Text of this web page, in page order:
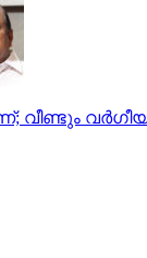
വീണ്ടും